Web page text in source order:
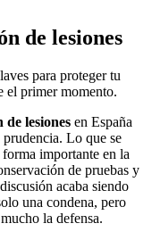
de lesiones
para proteger tu
el primer momento.
de lesiones en España
Lo que se
importante en la
de pruebas y
acaba siendo
una condena, pero
la defensa.